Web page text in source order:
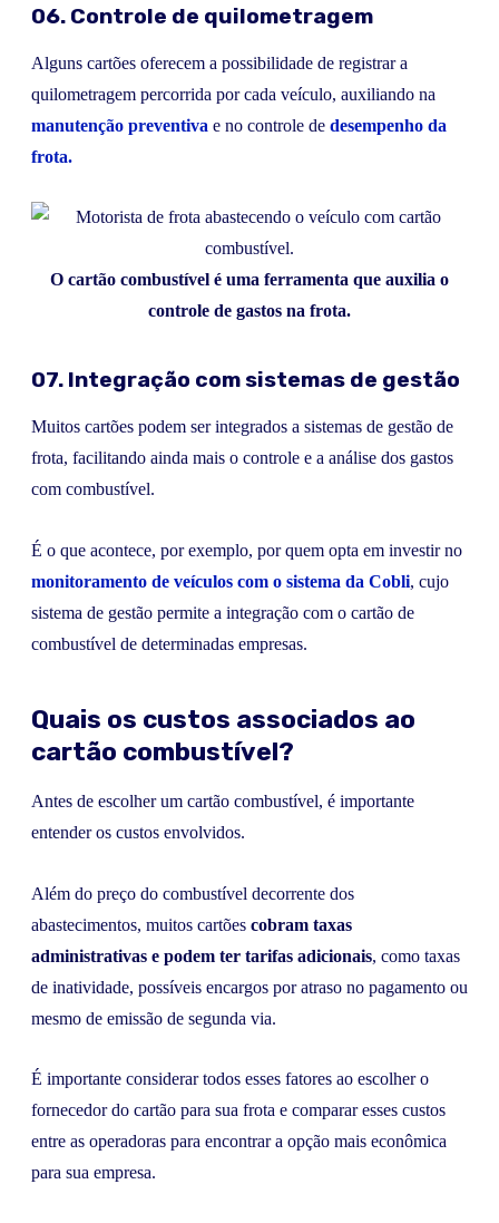
06. Controle de quilometragem
Alguns cartões oferecem a possibilidade de registrar a
quilometragem percorrida por cada veículo, auxiliando na
manutenção preventiva e no controle de desempenho da
frota.
O cartão combustível é uma ferramenta que auxilia o
controle de gastos na frota.
07. Integração com sistemas de gestão
Muitos cartões podem ser integrados a sistemas de gestão de
frota, facilitando ainda mais o controle e a análise dos gastos
com combustível.
É o que acontece, por exemplo, por quem opta em investir no
monitoramento de veículos com o sistema da Cobli, cujo
sistema de gestão permite a integração com o cartão de
combustível de determinadas empresas.
Quais os custos associados ao
cartão combustível?
Antes de escolher um cartão combustível, é importante
entender os custos envolvidos.
Além do preço do combustível decorrente dos
abastecimentos, muitos cartões cobram taxas
administrativas e podem ter tarifas adicionais, como taxas
de inatividade, possíveis encargos por atraso no pagamento ou
mesmo de emissão de segunda via.
É importante considerar todos esses fatores ao escolher o
fornecedor do cartão para sua frota e comparar esses custos
entre as operadoras para encontrar a opção mais econômica
para sua empresa.